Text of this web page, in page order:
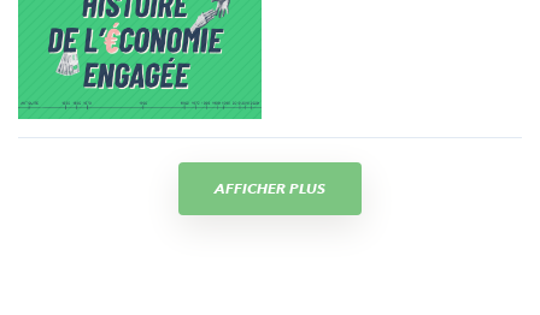
AFFICHER PLUS